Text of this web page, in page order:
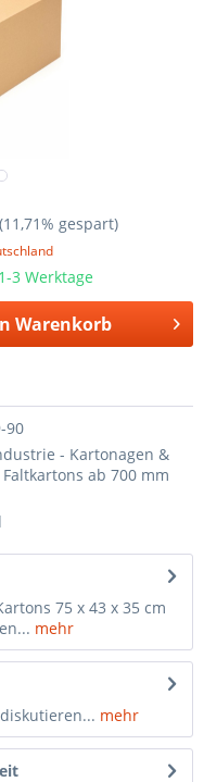
(11,71% gespart)
3 Werktage
Warenkorb
90
- Kartonagen &
ab 700 mm
75 x 43 x 35 cm
mehr
mehr